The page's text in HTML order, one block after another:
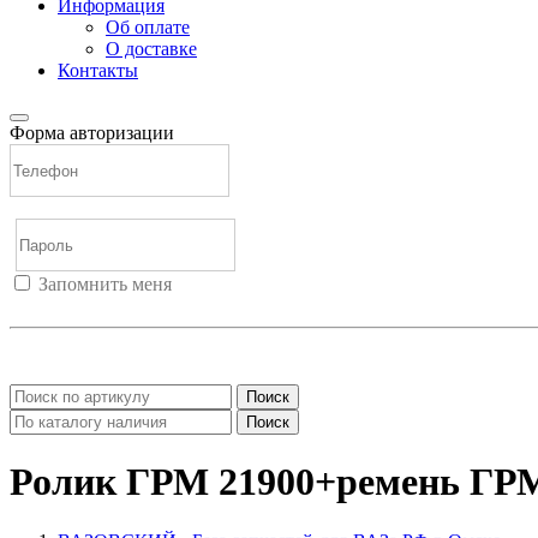
Информация
Об оплате
О доставке
Контакты
Форма авторизации
Запомнить меня
Поиск
Поиск
Ролик ГРМ 21900+ремень